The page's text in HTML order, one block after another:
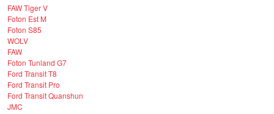
FAW Tiger V
Foton Est M
Foton S85
WOLV
FAW
Foton Tunland G7
Ford Transit T8
Ford Transit Pro
Ford Transit Quanshun
JMC